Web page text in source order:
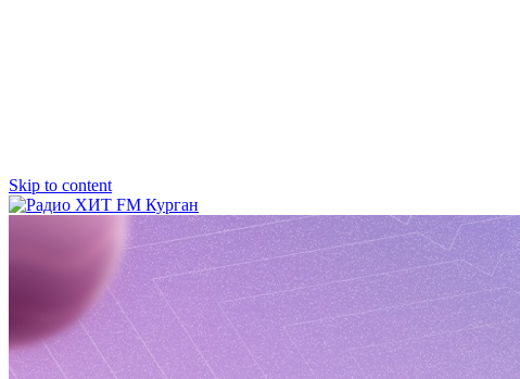
Skip to content
Радио ХИТ FM Курган